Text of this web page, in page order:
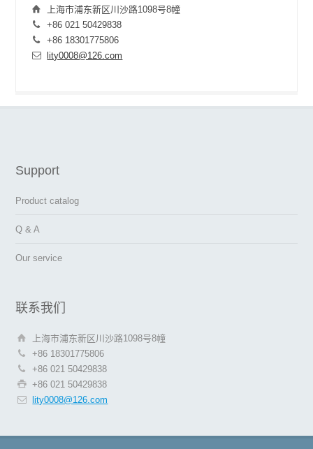
上海市浦东新区川沙路1098号8幢
+86 021 50429838
+86 18301775806
lity0008@126.com
Support
Product catalog
Q & A
Our service
联系我们
上海市浦东新区川沙路1098号8幢
+86 18301775806
+86 021 50429838
+86 021 50429838
lity0008@126.com